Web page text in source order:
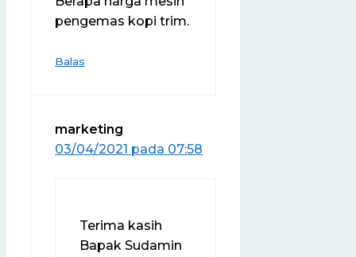
pengemas kopi trim.
Balas
marketing
03/04/2021 pada 07:58
Terima kasih
Bapak Sudamin